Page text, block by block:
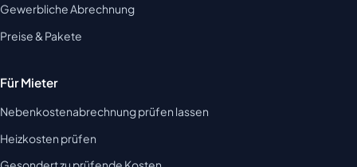
Gewerbliche Abrechnung
Preise & Pakete
Für Mieter
Nebenkostenabrechnung prüfen lassen
Heizkosten prüfen